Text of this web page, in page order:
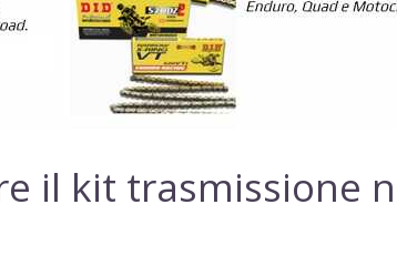
il kit trasmissione